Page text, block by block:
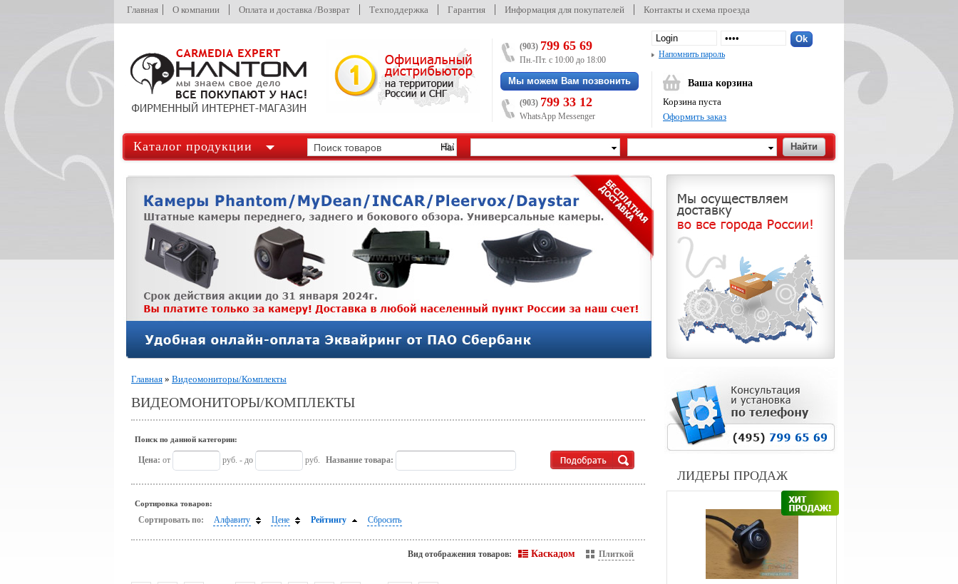
Главная О компании Оплата и доставка /Возврат Техподдержка Гарантия Информация для покупателей Контакты и схема проезда
(903) 799 65 69
Пн.-Пт. с 10:00 до 18:00
Мы можем Вам позвонить
(903) 799 33 12
WhatsApp Messenger
Напомнить пароль
Ваша корзина
Корзина пуста
Оформить заказ
Каталог продукции
ЛИДЕРЫ ПРОДАЖ
Главная » Видеомониторы/Комплекты
ВИДЕОМОНИТОРЫ/КОМПЛЕКТЫ
Поиск по данной категории:
Цена: от руб. - до руб. Название товара:
Сортировка товаров:
Сортировать по: Алфавиту Цене Рейтингу Сбросить
Вид отображения товаров: Каскадом Плиткой